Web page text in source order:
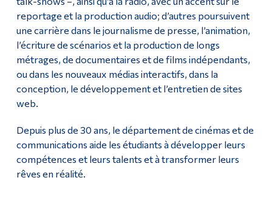
reportage et la production audio; d’autres poursuivent
une carrière dans le journalisme de presse, l’animation,
l’écriture de scénarios et la production de longs
métrages, de documentaires et de films indépendants,
ou dans les nouveaux médias interactifs, dans la
conception, le développement et l’entretien de sites
web.
Depuis plus de 30 ans, le département de cinémas et de
communications aide les étudiants à développer leurs
compétences et leurs talents et à transformer leurs
rêves en réalité.